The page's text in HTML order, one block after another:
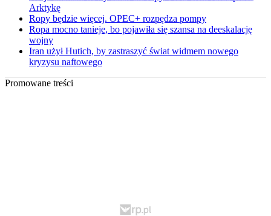
Arktykę
Ropy będzie więcej. OPEC+ rozpędza pompy
Ropa mocno tanieje, bo pojawiła się szansa na deeskalację
wojny
Iran użył Hutich, by zastraszyć świat widmem nowego
kryzysu naftowego
Promowane treści